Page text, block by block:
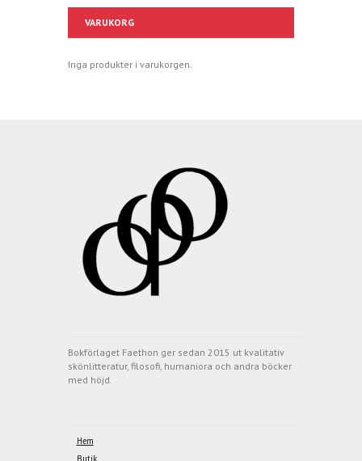
VARUKORG
Inga produkter i varukorgen.
Bokförlaget Faethon ger sedan 2015 ut kvalitativ
skönlitteratur, filosofi, humaniora och andra böcker
med höjd.
Hem
Butik